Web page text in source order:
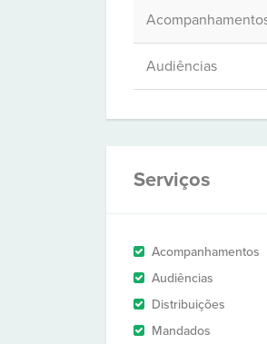
Audiências
Serviços
Acompanhamentos
Audiências
Distribuições
Mandados